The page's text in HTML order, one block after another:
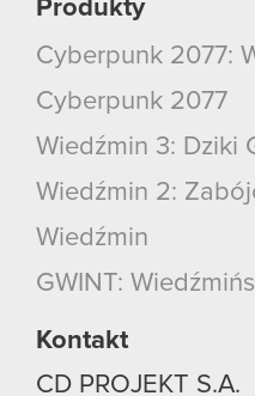
Produkty
Cyberpunk 2077:
Cyberpunk 2077
Wiedźmin 3: Dziki
Wiedźmin 2:
Wiedźmin
GWINT:
Kontakt
CD PROJEKT S.A.